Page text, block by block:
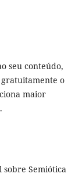
seu conteúdo,
o
maior
sobre Semiótica